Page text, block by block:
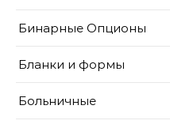
Бинарные Опционы
Бланки и формы
Больничные